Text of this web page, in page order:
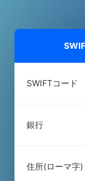
SWIFTコード
銀行
住所(ローマ字)